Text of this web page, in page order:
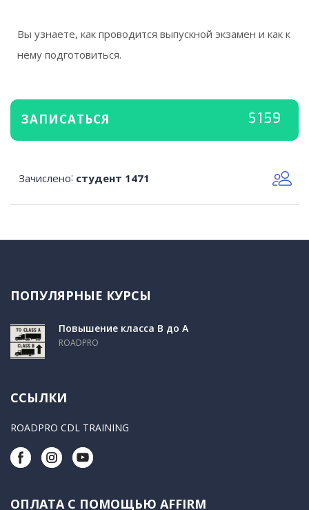
Вы узнаете, как проводится выпускной экзамен и как к
нему подготовиться.
ЗАПИСАТЬСЯ $159
Зачислено: студент 1471
ПОПУЛЯРНЫЕ КУРСЫ
Повышение класса B до A
ROADPRO
ССЫЛКИ
ROADPRO CDL TRAINING
ОПЛАТА С ПОМОЩЬЮ AFFIRM